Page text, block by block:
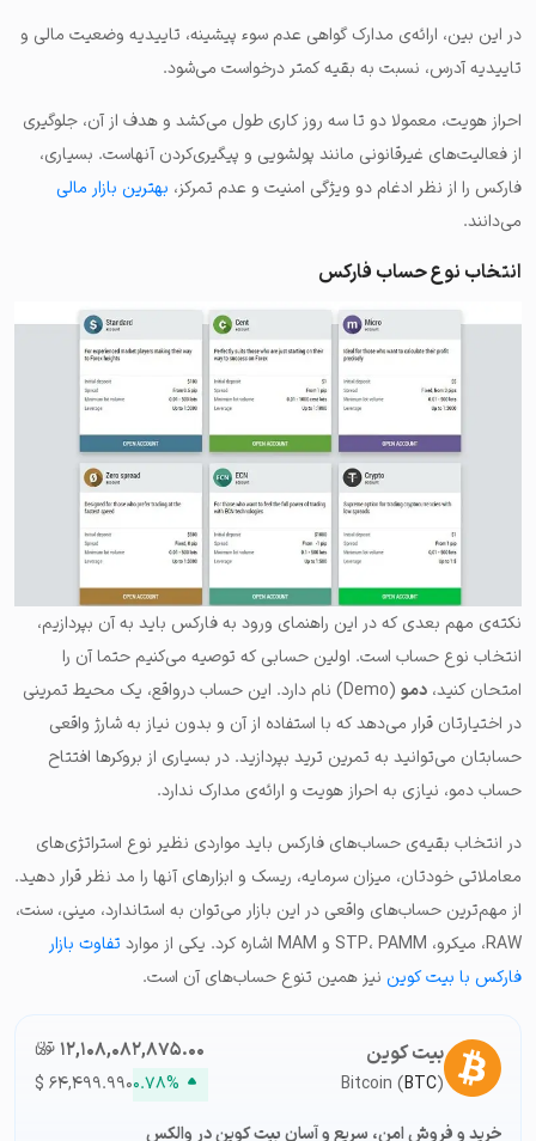
در این بین، ارائه‌ی مدارک گواهی عدم سوء پیشینه، تاییدیه وضعیت مالی و
تاییدیه آدرس، نسبت به بقیه کمتر درخواست می‌شود.
احراز هویت، معمولا دو تا سه روز کاری طول می‌کشد و هدف از آن، جلوگیری
از فعالیت‌های غیرقانونی مانند پولشویی و پیگیری‌کردن آنهاست. بسیاری،
فارکس را از نظر ادغام دو ویژگی امنیت و عدم تمرکز، بهترین بازار مالی
می‌دانند.
انتخاب نوع حساب فارکس
نکته‌ی مهم بعدی که در این راهنمای ورود به فارکس باید به آن بپردازیم،
انتخاب نوع حساب است. اولین حسابی که توصیه می‌کنیم حتما آن را
امتحان کنید، دمو
(Demo) نام دارد. این حساب در‌واقع، یک محیط تمرینی
در اختیارتان قرار می‌دهد که با استفاده از آن و بدون نیاز به شارژ واقعی
حسابتان می‌توانید به تمرین ترید بپردازید. در بسیاری از بروکرها افتتاح
حساب دمو، نیازی به احراز هویت و ارائه‌ی مدارک ندارد.
در انتخاب بقیه‌ی حساب‌های فارکس باید مواردی نظیر نوع استراتژی‌های
معاملاتی خودتان، میزان سرمایه، ریسک و ابزارهای آنها را مد نظر قرار دهید.
از مهم‌ترین حساب‌های واقعی در این بازار می‌توان به استاندارد، مینی، سنت،
RAW، میکرو، STP، PAMM و MAM اشاره کرد. یکی از موارد
تفاوت بازار
فارکس با بیت کوین نیز همین تنوع حساب‌های آن است.
بیت کوین
Bitcoin (BTC)
۱۲,۱۰۸,۰۸۲,۸۷۵.۰۰تومان-ء
$ ۶۴,۴۹۹.۹۹۰۰.۷۸%
خرید و فروش امن، سریع و آسان بیت کوین در والکس